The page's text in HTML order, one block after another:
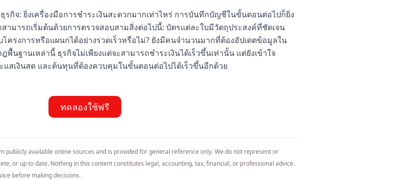
กิจ: ยิ่งเครื่องมือการชำระเงินสะดวกมากเท่าไหร่ การบันทึกบัญชีในขั้นตอนต่อไปก็ยิ่ง
ามารถเริ่มต้นด้วยการตรวจสอบสามสิ่งต่อไปนี้: บัตรแต่ละใบมีวัตถุประสงค์ที่ชัดเจน
ครงการหรือแผนกได้อย่างรวดเร็วหรือไม่? ยังมีคนจำนวนมากที่ต้องอัปเดตข้อมูลใน
นฐานเหล่านี้ ธุรกิจไม่เพียงแต่จะสามารถชำระเงินได้เร็วขึ้นเท่านั้น แต่ยังเข้าใจ
แสเงินสด และต้นทุนที่ต้องควบคุมในขั้นตอนต่อไปได้เร็วขึ้นอีกด้วย
ทดลองใช้ฟรี
publicly available online sources and is provided for general reference only. We do not represent or
or up to date. Nothing in this content constitutes legal, accounting, tax, financial, or professional advice.
before making decisions.